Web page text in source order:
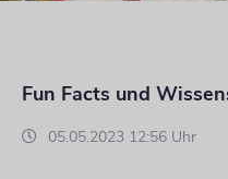
Fun Facts und
05.05.2023 12:56 Uhr